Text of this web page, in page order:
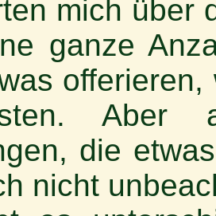
mich über
ganze
Aber
die
nicht